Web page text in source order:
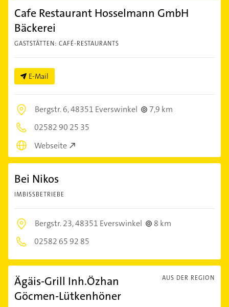
Cafe Restaurant Hosselmann GmbH
Bäckerei
GASTSTÄTTEN: CAFÉ-RESTAURANTS
E-Mail
Bergstr. 6,48351 Everswinkel
7,9 km
02582 90 25 35
Webseite
Bei Nikos
IMBISSBETRIEBE
Bergstr. 23,48351 Everswinkel
8 km
02582 65 92 85
AUS DER REGION
Ägäis-Grill Inh.Özhan
Göcmen-Lütkenhöner